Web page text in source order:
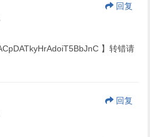
回复
】转错请
回复